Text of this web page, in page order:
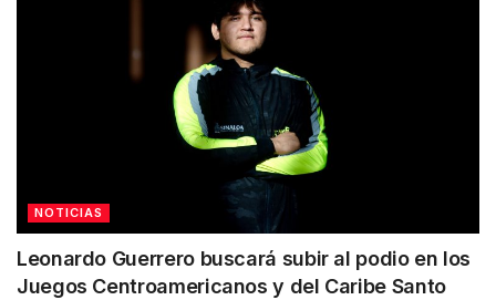
NOTICIAS
Leonardo Guerrero buscará subir al podio en los
Juegos Centroamericanos y del Caribe Santo